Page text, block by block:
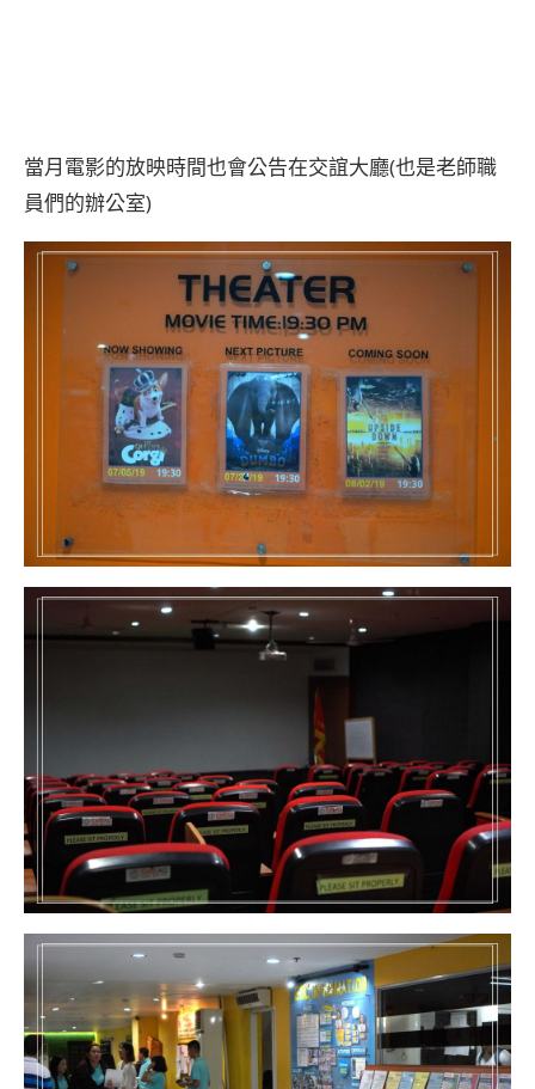
當月電影的放映時間也會公告在交誼大廳(也是老師職
員們的辦公室)